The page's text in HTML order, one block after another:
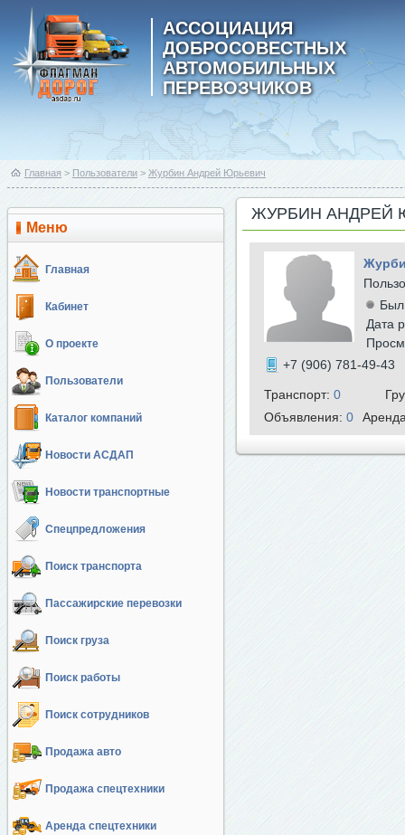
АССОЦИАЦИЯ
ДОБРОСОВЕСТНЫХ
АВТОМОБИЛЬНЫХ
ПЕРЕВОЗЧИКОВ
Главная > Пользователи > Журбин Андрей Юрьевич
Меню
Главная
Кабинет
О проекте
Пользователи
Каталог компаний
Новости АСДАП
Новости транспортные
Спецпредложения
Поиск транспорта
Пассажирские перевозки
Поиск груза
Поиск работы
Поиск сотрудников
Продажа авто
Продажа спецтехники
Аренда спецтехники
ЖУРБИН АНДРЕЙ
Был
Дата
+7 (906) 781-49-43
Транспорт: 0
Объявления: 0